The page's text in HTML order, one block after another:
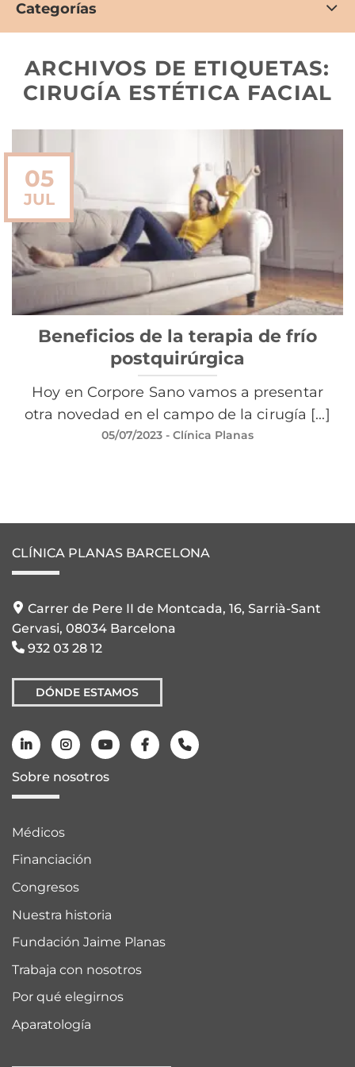
Categorías
ARCHIVOS DE ETIQUETAS:
CIRUGÍA ESTÉTICA FACIAL
Beneficios de la terapia de frío
postquirúrgica
Hoy en Corpore Sano vamos a presentar
otra novedad en el campo de la cirugía [...]
05/07/2023 - Clínica Planas
05
JUL
CLÍNICA PLANAS BARCELONA
Carrer de Pere II de Montcada, 16, Sarrià-Sant
Gervasi, 08034 Barcelona
932 03 28 12
DÓNDE ESTAMOS
Sobre nosotros
Médicos
Financiación
Congresos
Nuestra historia
Fundación Jaime Planas
Trabaja con nosotros
Por qué elegirnos
Aparatología